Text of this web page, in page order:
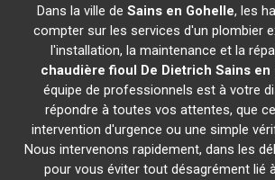
Dans la ville de Sains en Gohelle, les
compter sur les services d'un plombier
l'installation, la maintenance et la
chaudière fioul De Dietrich Sains en
équipe de professionnels est à votre
répondre à toutes vos attentes, que
intervention d'urgence ou une simple
Nous intervenons rapidement, dans les
pour vous éviter tout désagrément lié